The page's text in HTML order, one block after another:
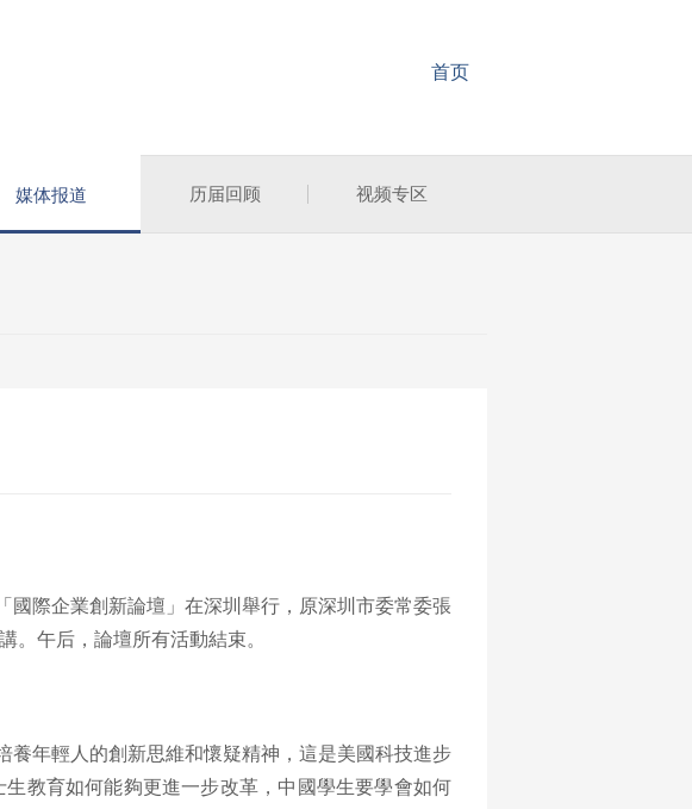
首页
媒体报道 历届回顾 视频专区
國際企業創新論壇」在深圳舉行，原深圳市委常委張
。午后，論壇所有活動結束。
年輕人的創新思維和懷疑精神，這是美國科技進步
教育如何能夠更進一步改革，中國學生要學會如何